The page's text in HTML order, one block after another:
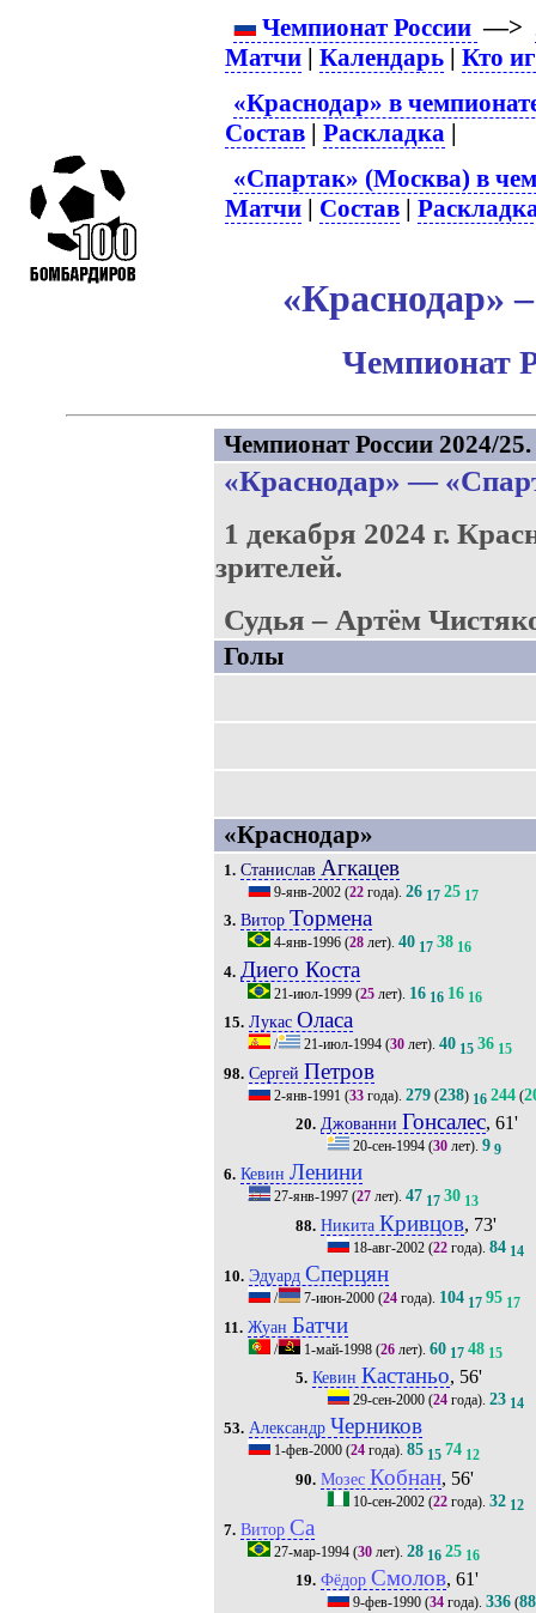
Чемпионат России —>
Матчи |Календарь |Кто
«Краснодар» в
Состав |Раскладка |
«Спартак» (Москва) в
Матчи | Состав |
«Краснодар»
Чемпионат
Чемпионат России 2024/
«Краснодар» —
1 декабря 2024 г.
зрителей.
Судья – Артём
Голы
«Краснодар»
1. Станислав Агкацев
9-янв-2002(22года). 26 17 25 17
3. Витор Тормена
4-янв-1996(28лет). 40 17 38 16
4. Диего Коста
21-июл-1999(25лет). 16 16 16 16
15. Лукас Оласа
/ 21-июл-1994(30лет). 40 15 36 15
98. Сергей Петров
2-янв-1991 (33года). 279(238) 16 244(
20. Джованни Гонсалес, 61'
20-сен-1994 (30 лет).9 9
6. Кевин Ленини
27-янв-1997(27лет). 47 17 30 13
88. Никита Кривцов, 73'
18-авг-2002 (22 года).84 14
10. Эдуард Сперцян
/ 7-июн-2000(24года). 104 17 95 17
11. Жуан Батчи
/ 1-май-1998(26лет). 60 17 48 15
5. Кевин Кастаньо, 56'
29-сен-2000 (24 года).23 14
53. Александр Черников
1-фев-2000(24года). 85 15 74 12
90. Мозес Кобнан, 56'
10-сен-2002 (22 года).32 12
7. Витор Са
27-мар-1994(30лет). 28 16 25 16
19. Фёдор Смолов, 61'
9-фев-1990 (34 года).336 (88